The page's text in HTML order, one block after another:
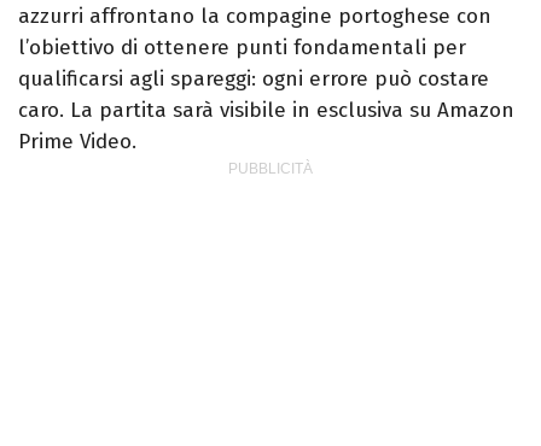
azzurri affrontano la compagine portoghese con
l’obiettivo di ottenere punti fondamentali per
qualificarsi agli spareggi: ogni errore può costare
caro. La partita sarà visibile in esclusiva su Amazon
Prime Video.